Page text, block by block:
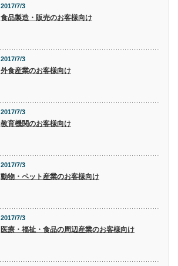
2017/7/3
食品製造・販売のお客様向け
2017/7/3
外食産業のお客様向け
2017/7/3
教育機関のお客様向け
2017/7/3
動物・ペット産業のお客様向け
2017/7/3
医療・福祉・食品の周辺産業のお客様向け